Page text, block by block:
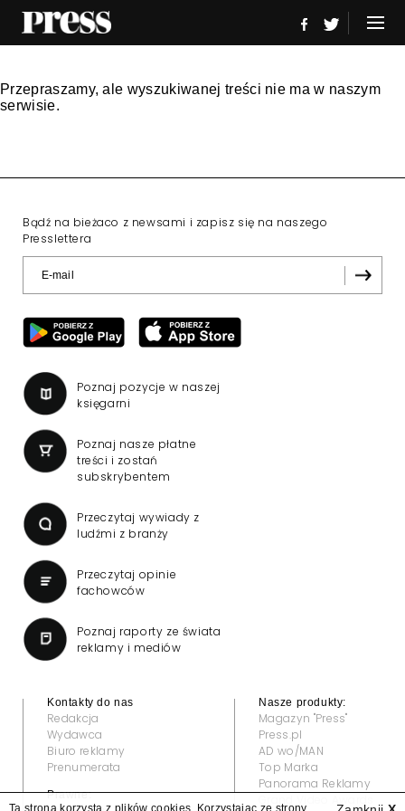
Przepraszamy, ale wyszukiwanej treści nie ma w naszym
serwisie.
Bądź na bieżaco z newsami i zapisz się na naszego
Presslettera
Poznaj pozycje w naszej
księgarni
Poznaj nasze płatne
treści i zostań
subskrybentem
Przeczytaj wywiady z
ludźmi z branży
Przeczytaj opinie
fachowców
Poznaj raporty ze świata
reklamy i mediów
Kontakty do nas
Redakcja
Wydawca
Biuro reklamy
Prenumerata
Prawne:
Nasze produkty:
Magazyn "Press"
Press.pl
AD wo/MAN
Top Marka
Panorama Reklamy
Ta strona korzysta z plików cookies. Korzystając ze strony